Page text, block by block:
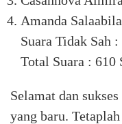
Amanda
Suara Tidak Sah :
Total Suara : 610
Selamat dan
yang baru.